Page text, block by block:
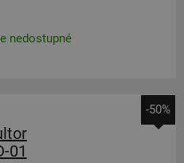
nedostupné
-50%
01